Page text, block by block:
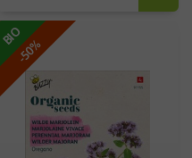
-50%
BIO